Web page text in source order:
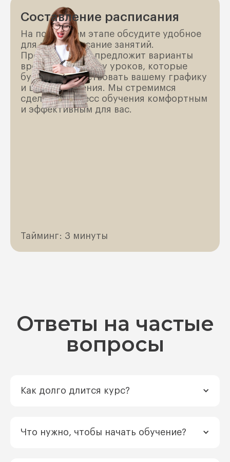
Составление расписания
На последнем этапе обсудите удобное
для вас расписание занятий.
Преподаватель предложит варианты
времени и частоту уроков, которые
будут соответствовать вашему графику
и целям обучения. Мы стремимся
сделать процесс обучения комфортным
и эффективным для вас.
Тайминг: 3 минуты
Ответы на частые
вопросы
Как долго длится курс?
Что нужно, чтобы начать обучение?